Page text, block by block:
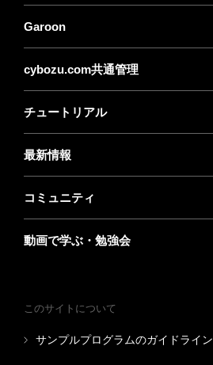
Garoon
cybozu.com共通管理
チュートリアル
最新情報
コミュニティ
動画で学ぶ・勉強会
このサイトについて
サンプルプログラムのガイドライン